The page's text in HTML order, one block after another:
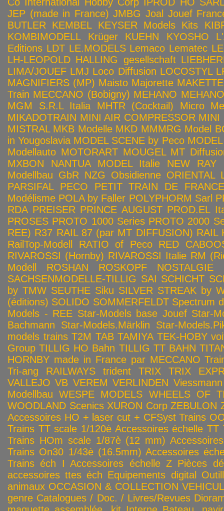
JEP (made in France) JMBG Joal Jouef
BUTLER
KEMBEL KEYSER Models Kits
KOMBIMODELL
Krüger KUEHN KYOSHO
Editions LDT LE.MODELS Lemaco Lematec
LH-LEOPOLD HALLING gesellschaft
LIMA/JOUEF LMJ Loco Diffusion LOCOSTYL
MAGNIFIERS (MP) Maisto Majorette MAKETTE
Train MECCANO (Bobigny) MEHANO
MGM S.R.L Italia
MHTR (Cocktail)
Micro
MIKADOTRAIN MINI AIR COMPRESSOR MINI
MISTRAL MKB Modelle MKD MMMRG Model
in Yougoslavia MODEL SCENE by Peco
Modellauto MOTORART MOUGEL MT
MXBON
NANTUA MODEL Italie NEW RAY
Modellbau GbR NZG Obsidienne ORIENTAL
PARSIFAL
PECO
PETIT TRAIN DE FRANCE
Modélisme POLA by Faller POLYPHORM Sarl
RDA PREISER PRINCE AUGUST PROD.EL
PROSES PROTO 1000 Series PROTO 2000
REE) R37 RAIL 87 (par MT DIFFUSION) RAIL
RailTop-Modell
RATIO of Peco
RED
RIVAROSSI (Hornby) RIVAROSSI Italie RM
Modell
ROSHAN ROSKOPF NOSTALGIE
SACHSENMODELLE-TILLIG SAI SCHICHT
by TMW SEUTHE Siku SILVER STREAK by
(éditions) SOLIDO SOMMERFELDT Spectrum
Models - REE Star-Models base Jouef Star-
Bachmann
Star-Models.Märklin
Star-
models trains T2M TAB TAMIYA TEK-HOBY
Group TILLIG HO Bahn TILLIG TT BAHN
HORNBY made in France par MECCANO
Tri-ang RAILWAYS
trident TRIX
TRIX
VALLEJO VB VEREM VERLINDEN Viessmann
Modellbau WESPE MODELS WHEELS OF
WOODLAND Scenics XURON Corp ZEBULON
Accessoires HO + laser cut + CFSyst Trains
Trains TT scale 1/120è Accessoires échelle TT
Trains HOm scale 1/87è (12 mm)
Trains On30 1/43è (16.5mm) Accessoires
Trains éch I Accessoires échelle Z Pièces
accessoires ttes éch Equipements digital
animaux OCCASION & COLLECTION
genre Catalogues / Doc. / Livres/Revues